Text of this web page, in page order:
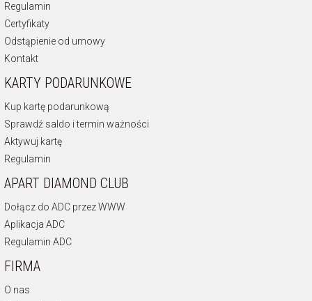
Regulamin
Certyfikaty
Odstąpienie od umowy
Kontakt
KARTY PODARUNKOWE
Kup kartę podarunkową
Sprawdź saldo i termin ważności
Aktywuj kartę
Regulamin
APART DIAMOND CLUB
Dołącz do ADC przez WWW
Aplikacja ADC
Regulamin ADC
FIRMA
O nas